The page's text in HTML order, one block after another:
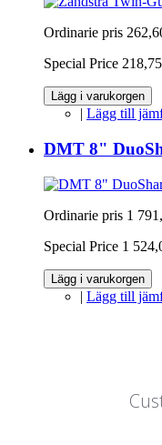
Ordinarie pris
Special Price
Lägg i varukorgen
| Lägg till
DMT 8"
Ordinarie pris 1
Special Price 1
Lägg i varukorgen
| Lägg till